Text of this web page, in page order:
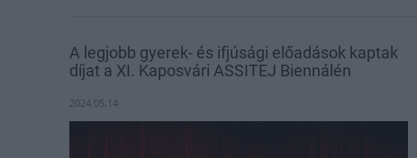
A legjobb gyerek- és ifjúsági előadások kaptak
díjat a XI. Kaposvári ASSITEJ Biennálén
2024.05.14